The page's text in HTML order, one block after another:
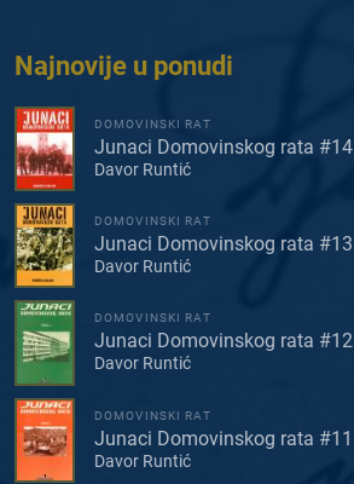
Najnovije u ponudi
DOMOVINSKI RAT
Junaci Domovinskog rata #14
Davor Runtić
DOMOVINSKI RAT
Junaci Domovinskog rata #13
Davor Runtić
DOMOVINSKI RAT
Junaci Domovinskog rata #12
Davor Runtić
DOMOVINSKI RAT
Junaci Domovinskog rata #11
Davor Runtić